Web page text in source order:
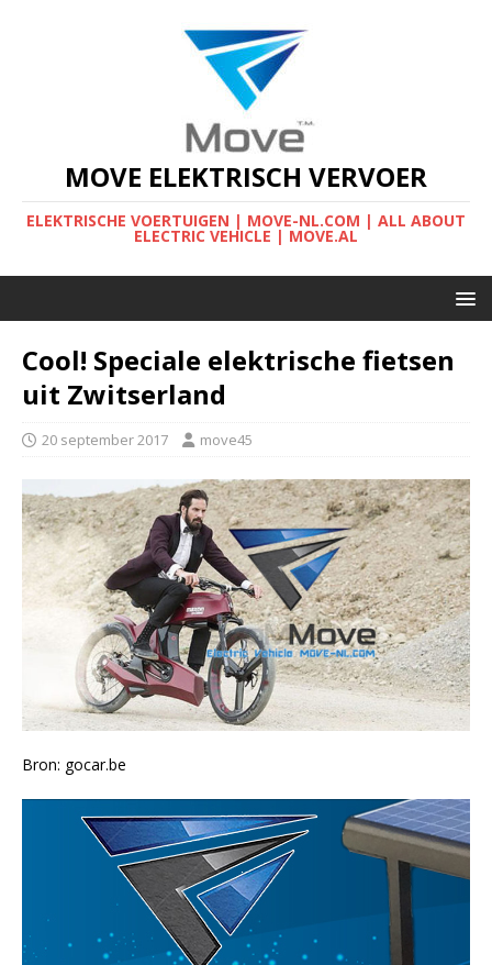
MOVE ELEKTRISCH VERVOER
ELEKTRISCHE VOERTUIGEN | MOVE-NL.COM | ALL ABOUT
ELECTRIC VEHICLE | MOVE.AL
Cool! Speciale elektrische fietsen
uit Zwitserland
20 september 2017 move45
Bron: gocar.be